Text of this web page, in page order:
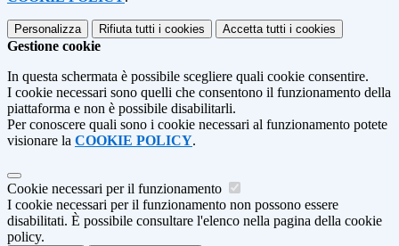
Personalizza Rifiuta tutti i cookies Accetta tutti i cookies
Gestione cookie
In questa schermata è possibile scegliere quali cookie consentire.
I cookie necessari sono quelli che consentono il funzionamento della
piattaforma e non è possibile disabilitarli.
Per conoscere quali sono i cookie necessari al funzionamento potete
visionare la COOKIE POLICY.
Cookie necessari per il funzionamento
I cookie necessari per il funzionamento non possono essere
disabilitati. È possibile consultare l'elenco nella pagina della cookie
policy.